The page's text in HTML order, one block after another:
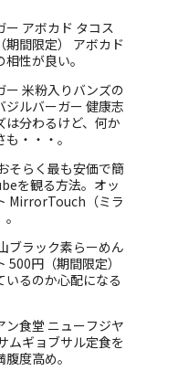
ー アボカド タコス
期間限定） アボカド
性が良い。
ー 米粉入りバンズの
ジルバーガー 健康志
は分わるけど、何か
・・・。
そらく最も安価で簡
を観る方法。オッ
MirrorTouch（ミラ
ブラック素らーめん
500円（期間限定）
いるのか心配になる
ン食堂 ニューフジヤ
ムギョブサル定食を
度高め。